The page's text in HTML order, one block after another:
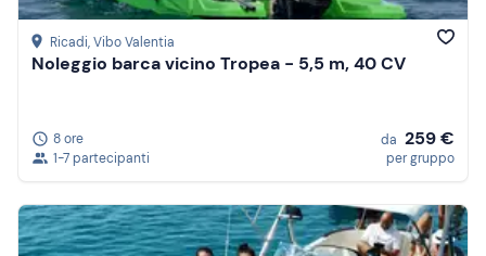
Ricadi, Vibo Valentia
Noleggio barca vicino Tropea - 5,5 m, 40 CV
8 ore
1-7 partecipanti
da 259 €
per gruppo